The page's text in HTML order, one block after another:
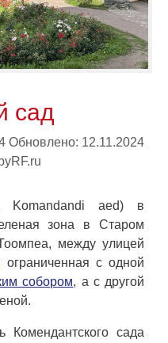
сад
Обновлено: 12.11.2024
Komandandi aed) в
зона в Старом
между улицей
ограниченная с одной
собором, а с другой
Комендантского сада